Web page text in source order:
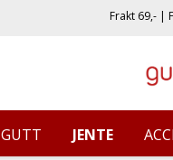
Frakt 69,- |
GUTT JENTE